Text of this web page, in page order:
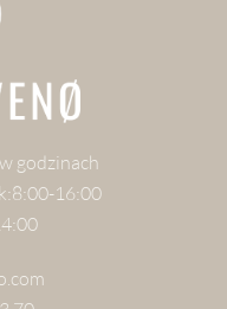
godzinach
16:00